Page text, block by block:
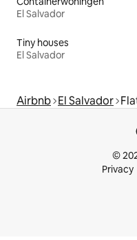
El Salvador
Tiny houses
El Salvador
Airbnb El Salvador
©
Privacy